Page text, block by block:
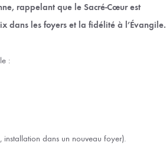
rappelant que le Sacré-Cœur est
dans les foyers et la fidélité à l’Évangile.
:
dans un nouveau foyer).